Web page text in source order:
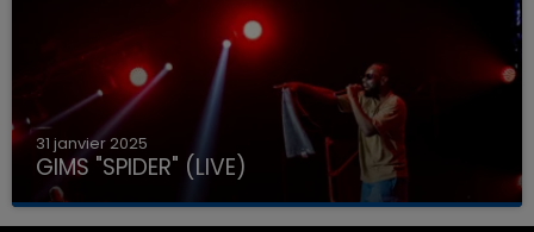
31 janvier 2025
GIMS "SPIDER" (LIVE)